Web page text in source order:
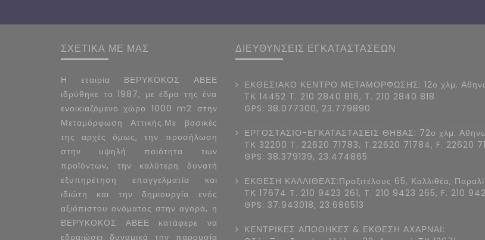
ΣΧΕΤΙΚΑ ΜΕ ΜΑΣ
Η εταιρία ΒΕΡΥΚΟΚΟΣ ΑΒΕΕ
ιδρύθηκε το 1987, με έδρα της ένα
ενοικιαζόμενο χώρο 1000 m2 στην
Μεταμόρφωση Αττικής.Με βασικές
της αρχές όμως, την προσήλωση
στην υψηλή ποιότητα των
προϊόντων, την καλύτερη δυνατή
εξυπηρέτηση επαγγελματία και
ιδιώτη και την δημιουργία ενός
αξιόπιστου ονόματος στην αγορά, η
ΒΕΡΥΚΟΚΟΣ ΑΒΕΕ κατάφερε να
εδραιώσει δυναμικά την παρουσία
ΔΙΕΥΘΥΝΣΕΙΣ ΕΓΚΑΤΑΣΤΑΣΕΩΝ
ΕΚΘΕΣΙΑΚΟ ΚΕΝΤΡΟ ΜΕΤΑΜΟΡΦΩΣΗΣ: 12ο χλμ.
ΤΚ 14452 Τ. 210 2840 816, Τ. 210 2840 818
GPS: 38.077300, 23.779890
ΕΡΓΟΣΤΑΣΙΟ-ΕΓΚΑΤΑΣΤΑΣΕΙΣ ΘΗΒΑΣ: 72ο χλμ.
ΤΚ 32200 Τ. 22620 71783, T.22620 71784, F. 22620
GPS: 38.379139, 23.474865
ΕΚΘΕΣΗ ΚΑΛΛΙΘΕΑΣ:Πραξιτέλους 65, Καλλιθέα, Παραλία
ΤΚ 17674 Τ. 210 9423 261, T. 210 9423 265, F. 210
GPS: 37.943018, 23.686513
ΚΕΝΤΡΙΚΕΣ ΑΠΟΘΗΚΕΣ & ΕΚΘΕΣΗ ΑΧΑΡΝΑΙ: